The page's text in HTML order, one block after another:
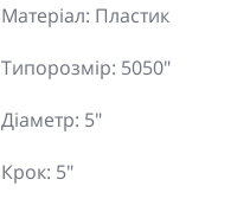
Матеріал: Пластик
Типорозмір: 5050"
Діаметр: 5"
Крок: 5"